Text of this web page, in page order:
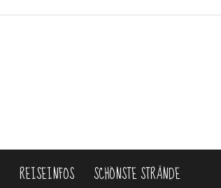
REISEINFOS SCHÖNSTE STRÄNDE